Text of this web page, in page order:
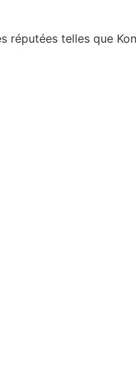
telles que